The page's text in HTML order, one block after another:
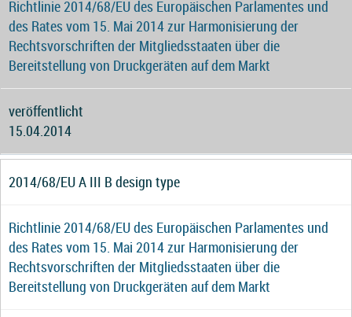
Richtlinie 2014/68/EU des Europäischen Parlamentes und
des Rates vom 15. Mai 2014 zur Harmonisierung der
Rechtsvorschriften der Mitgliedsstaaten über die
Bereitstellung von Druckgeräten auf dem Markt
veröffentlicht
15.04.2014
2014/68/EU A III B design type
Richtlinie 2014/68/EU des Europäischen Parlamentes und
des Rates vom 15. Mai 2014 zur Harmonisierung der
Rechtsvorschriften der Mitgliedsstaaten über die
Bereitstellung von Druckgeräten auf dem Markt